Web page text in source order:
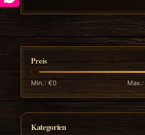
Preis
Min.: €0
Kategorien